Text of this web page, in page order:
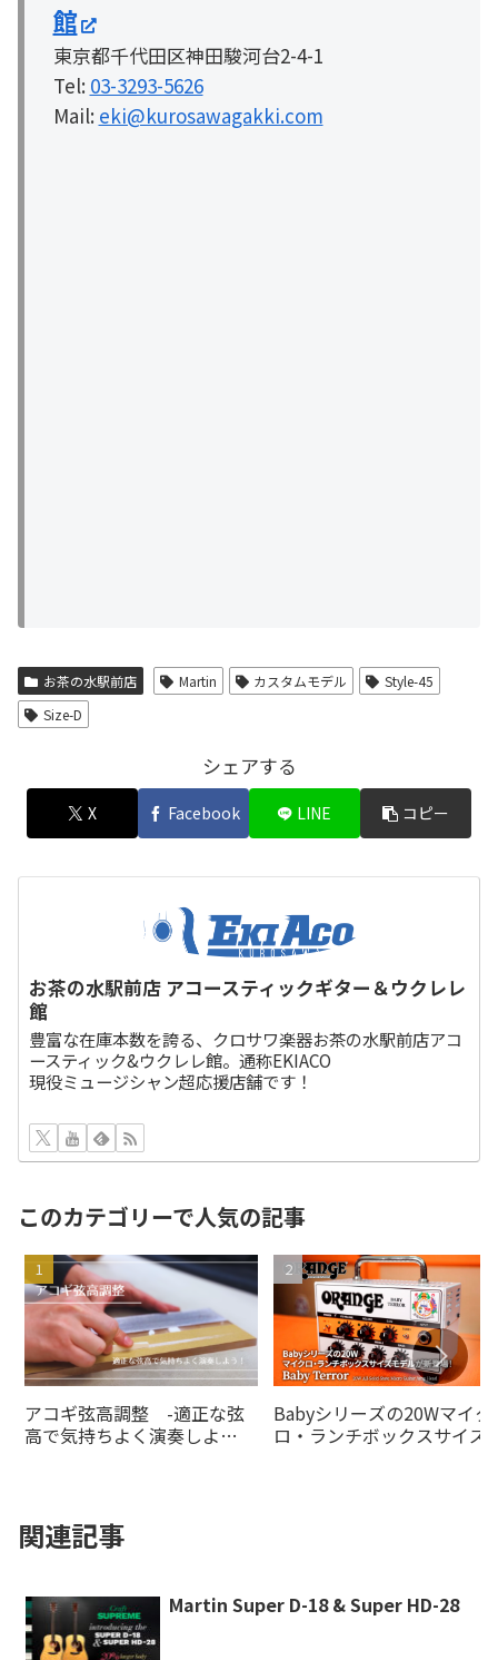
館
東京都千代田区神田駿河台2-4-1
Tel: 03-3293-5626
Mail: eki@kurosawagakki.com
お茶の水駅前店 Martin カスタムモデル
Style-45
Size-D
シェアする
X Facebook LINE コピー
お茶の水駅前店 アコースティックギター＆ウクレレ
館
豊富な在庫本数を誇る、クロサワ楽器お茶の水駅前店アコ
ースティック&ウクレレ館。通称EKIACO
現役ミュージシャン超応援店舗です！
このカテゴリーで人気の記事
アコギ弦高調整 -適正な弦
高で気持ちよく演奏しよ
Babyシリーズの20Wマイク
ロ・ランチボックスサイズ
関連記事
Martin Super D-18 & Super HD-28